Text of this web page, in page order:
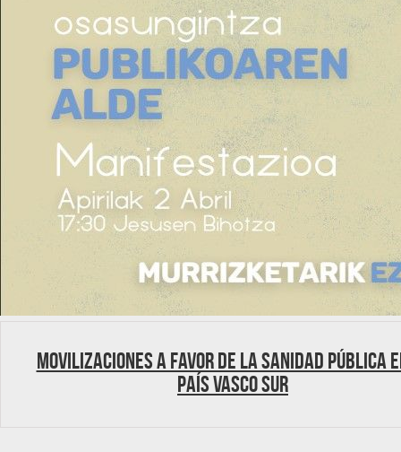
Movilizaciones a favor de la Sanidad pública
País Vasco Sur